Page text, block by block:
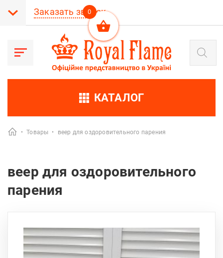
Заказать звонок
Поиск
товаров
КАТАЛОГ
• Товары • веер для оздоровительного парения
веер для оздоровительного
парения
0